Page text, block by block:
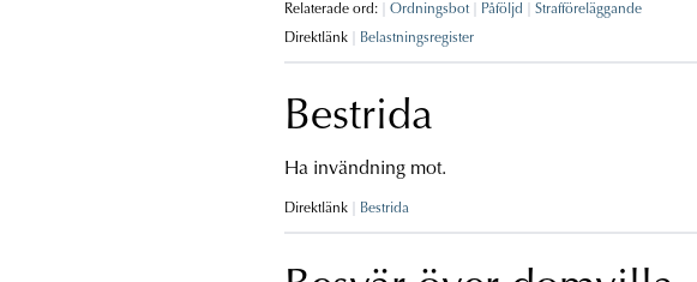
Relaterade ord: Ordningsbot Påföljd
Strafföreläggande
Direktlänk
Belastningsregister
Bestrida
Ha invändning mot.
Direktlänk Bestrida